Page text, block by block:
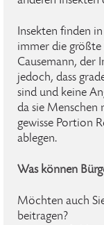
Insekten finden
immer die
Causemann, der
jedoch, dass
sind und keine
da sie Menschen
gewisse Portion
ablegen.
Was können
Möchten auch
beitragen?